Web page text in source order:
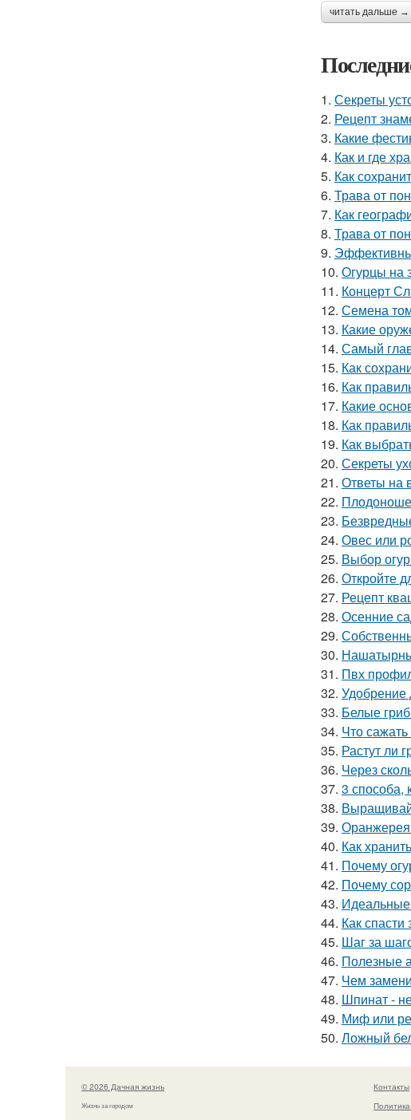
читать дальше →
1. Секреты
2. Рецепт
3. Какие
4. Как и где
5. Как
6. Трава от
7. Как
8. Трава от
9.
10. Огурцы на
11. Концерт
12. Семена
13. Какие
14. Самый
15. Как
16. Как
17. Какие
18. Как
19. Как
20. Секреты
21. Ответы на
22.
23.
24. Овес или
25. Выбор
26. Откройте
27. Рецепт
28. Осенние
29.
30.
31. Пвх
32. Удобрение
33. Белые
34. Что
35. Растут ли
36. Через
37. 3 способа,
38.
39. Оранжерея
40. Как
41. Почему
42. Почему
43. Идеальные
44. Как
45. Шаг за
46. Полезные
47. Чем
48. Шпинат -
49. Миф или
50. Ложный
© 2026 Дачная жизнь
Жизнь за городом
Контакты